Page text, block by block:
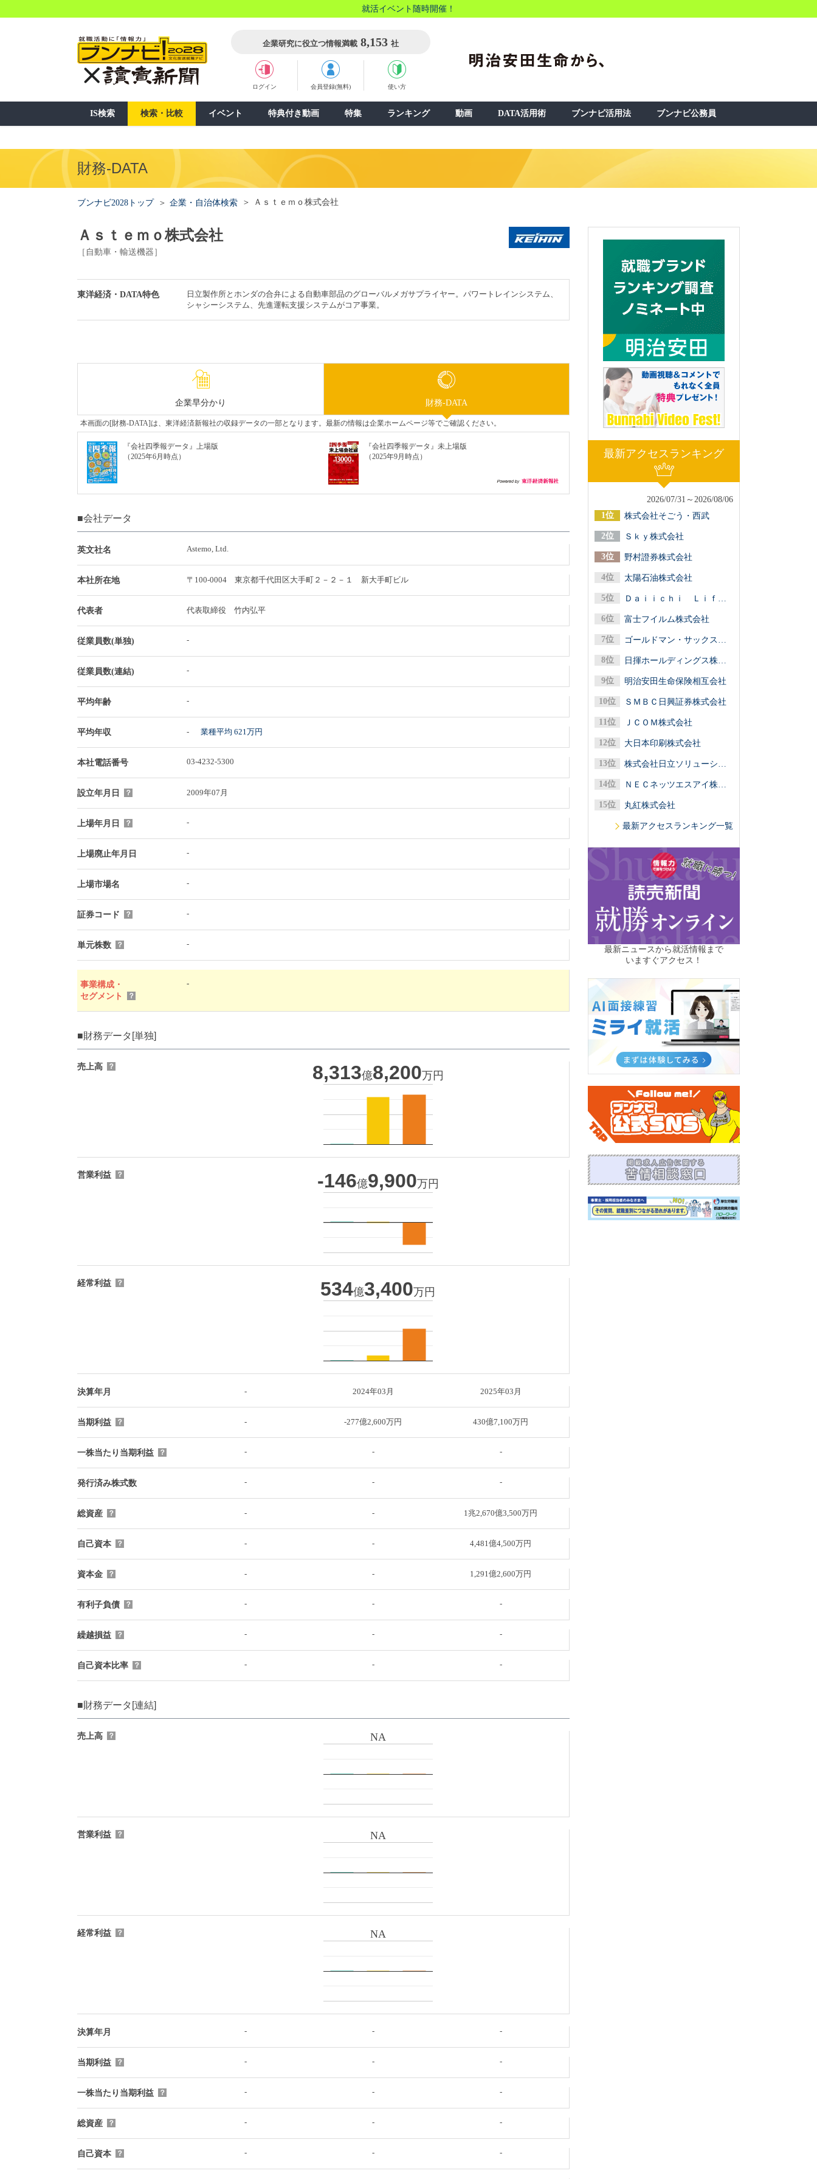
就活イベント随時開催！
企業研究に役立つ情報満載 8,153 社
ログイン 会員登録(無料) 使い方
IS検索 検索・比較 イベント 特典付き動画 特集 ランキング 動画 DATA活用術 ブンナビ活用法 ブンナビ公務員
財務-DATA
ブンナビ2028トップ 企業・自治体検索 Ａｓｔｅｍｏ株式会社
Ａｓｔｅｍｏ株式会社
［自動車・輸送機器］
東洋経済・DATA特色
日立製作所とホンダの合弁による自動車部品のグローバルメガサプライヤー。パワートレインシステム、
シャシーシステム、先進運転支援システムがコア事業。
企業早分かり 財務-DATA
本画面の[財務-DATA]は、東洋経済新報社の収録データの一部となります。最新の情報は企業ホームページ等でご確認ください。
『会社四季報データ』上場版
（2025年6月時点）
『会社四季報データ』未上場版
（2025年9月時点）
■会社データ
英文社名 Astemo, Ltd.
本社所在地 〒100-0004 東京都千代田区大手町２－２－１ 新大手町ビル
代表者 代表取締役 竹内弘平
従業員数(単独) -
従業員数(連結) -
平均年齢 -
平均年収 - 業種平均 621万円
本社電話番号 03-4232-5300
設立年月日 ？ 2009年07月
上場年月日 ？ -
上場廃止年月日 -
上場市場名 -
証券コード ？ -
単元株数 ？ -
事業構成・
セグメント
？
-
■財務データ[単独]
売上高 ？ 8,313億8,200万円
営業利益 ？ -146億9,900万円
経常利益 ？ 534億3,400万円
決算年月 - 2024年03月 2025年03月
当期利益 ？ - -277億2,600万円 430億7,100万円
一株当たり当期利益 ？ - - -
発行済み株式数 - - -
総資産 ？ - - 1兆2,670億3,500万円
自己資本 ？ - - 4,481億4,500万円
資本金 ？ - - 1,291億2,600万円
有利子負債 ？ - - -
繰越損益 ？ - - -
自己資本比率 ？ - - -
■財務データ[連結]
売上高 ？ NA
営業利益 ？ NA
経常利益 ？ NA
決算年月 - - -
当期利益 ？ - - -
一株当たり当期利益 ？ - - -
総資産 ？ - - -
自己資本 ？ - - -
最新アクセスランキング
2026/07/31～2026/08/06
株式会社そごう・西武
Ｓｋｙ株式会社
野村證券株式会社
太陽石油株式会社
Ｄａｉｉｃｈｉ Ｌｉｆｅグループ（第一ライフグループ／第一生命保険）
富士フイルム株式会社
ゴールドマン・サックス証券株式会社
日揮ホールディングス株式会社
明治安田生命保険相互会社
ＳＭＢＣ日興証券株式会社
ＪＣＯＭ株式会社
大日本印刷株式会社
株式会社日立ソリューションズ
ＮＥＣネッツエスアイ株式会社
丸紅株式会社
最新アクセスランキング一覧
最新ニュースから就活情報まで
いますぐアクセス！